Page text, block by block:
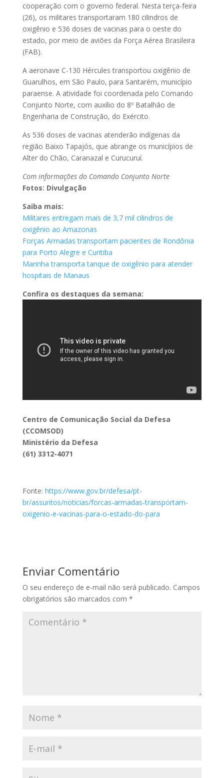
cooperação com o governo federal. Nesta terça-feira
(26), os militares transportaram 180 cilindros de
oxigênio e 536 doses de vacinas para o oeste do
estado, por meio de aviões da Força Aérea Brasileira
(FAB).
A aeronave C-130 Hércules transportou oxigênio de
Guarulhos, em São Paulo, para Santarém, município
paraense. A atividade foi coordenada pelo Comando
Conjunto Norte, com auxílio do 8º Batalhão de
Engenharia de Construção, do Exército.
As 536 doses de vacinas atenderão indígenas da
região Baixo Tapajós, que abrange os municípios de
Alter do Chão, Caranazal e Curucuruí.
Com informações do Comando Conjunto Norte
Fotos: Divulgação
Saiba mais:
Militares entregam mais de 3,7 mil cilindros de
oxigênio ao Amazonas
Forças Armadas transportam pacientes de Rondônia
para Porto Alegre e Curitiba
Marinha transporta tanque de oxigênio para atender
hospitais de Manaus
Confira os destaques da semana:
Centro de Comunicação Social da Defesa
(CCOMSOD)
Ministério da Defesa
(61) 3312-4071
Fonte: https://www.gov.br/defesa/pt-
br/assuntos/noticias/forcas-armadas-transportam-
oxigenio-e-vacinas-para-o-estado-do-para
Enviar Comentário
O seu endereço de e-mail não será publicado. Campos
obrigatórios são marcados com *